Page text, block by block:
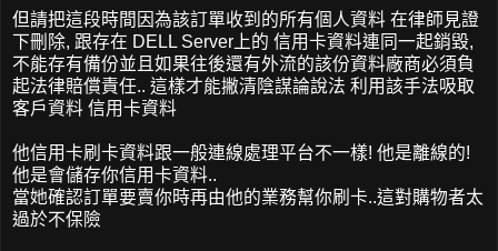
但請把這段時間因為該訂單收到的所有個人資料 在律師見證
下刪除, 跟存在 DELL Server上的 信用卡資料連同一起銷毀,
不能存有備份並且如果往後還有外流的該份資料廠商必須負
起法律賠償責任.. 這樣才能撇清陰謀論說法 利用該手法吸取
客戶資料 信用卡資料
他信用卡刷卡資料跟一般連線處理平台不一樣! 他是離線的!
他是會儲存你信用卡資料..
當她確認訂單要賣你時再由他的業務幫你刷卡..這對購物者太
過於不保險